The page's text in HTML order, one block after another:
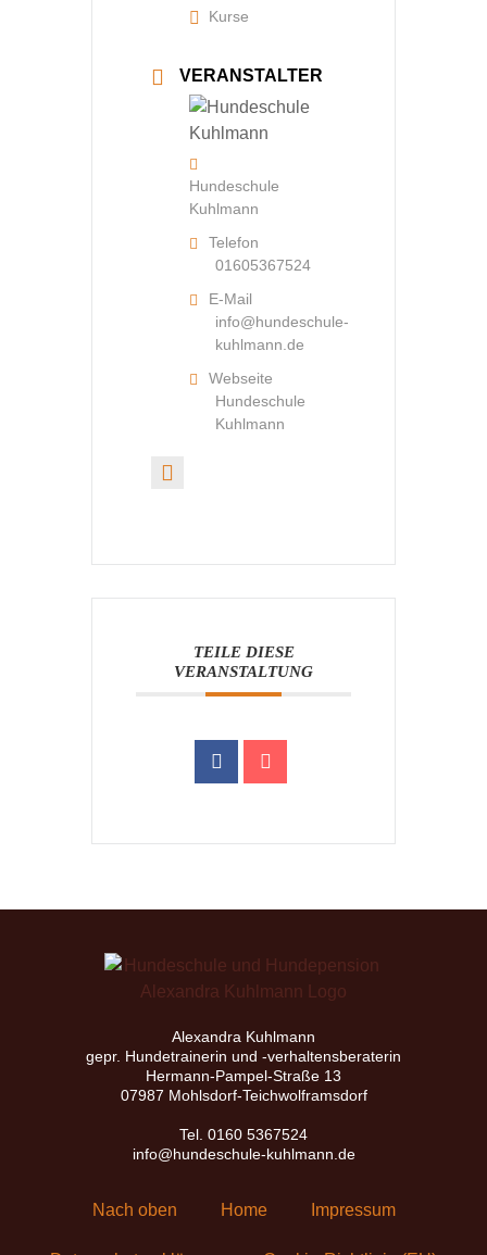
Kurse
VERANSTALTER
Hundeschule
Kuhlmann
Telefon
01605367524
E-Mail
info@hundeschule-
kuhlmann.de
Webseite
Hundeschule
Kuhlmann
TEILE DIESE
VERANSTALTUNG
Alexandra Kuhlmann
gepr. Hundetrainerin und -verhaltensberaterin
Hermann-Pampel-Straße 13
07987 Mohlsdorf-Teichwolframsdorf
Tel. 0160 5367524
info@hundeschule-kuhlmann.de
Nach oben Home Impressum